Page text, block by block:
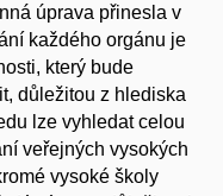
úprava přinesla v
každého orgánu je
který bude
důležitou z hlediska
lze vyhledat celou
veřejných vysokých
vysoké školy